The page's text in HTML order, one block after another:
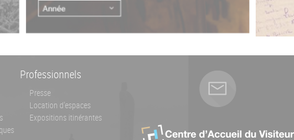
Professionnels
Presse
Location d'espaces
Expositions itinérantes